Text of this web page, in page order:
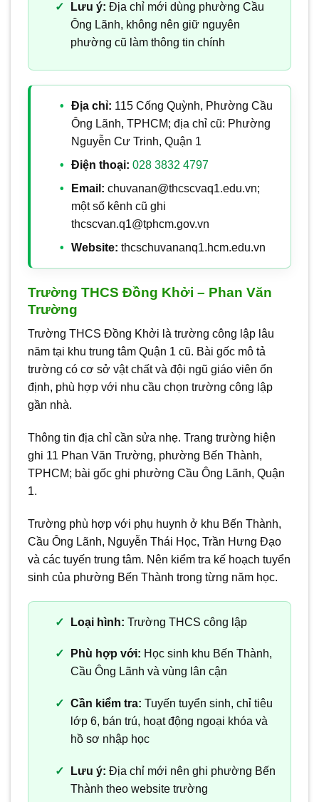
Lưu ý: Địa chỉ mới dùng phường Cầu
Ông Lãnh, không nên giữ nguyên
phường cũ làm thông tin chính
Địa chỉ: 115 Cống Quỳnh, Phường Cầu
Ông Lãnh, TPHCM; địa chỉ cũ: Phường
Nguyễn Cư Trinh, Quận 1
Điện thoại: 028 3832 4797
Email: chuvanan@thcscvaq1.edu.vn;
một số kênh cũ ghi
thcscvan.q1@tphcm.gov.vn
Website: thcschuvananq1.hcm.edu.vn
Trường THCS Đồng Khởi – Phan Văn
Trường
Trường THCS Đồng Khởi là trường công lập lâu
năm tại khu trung tâm Quận 1 cũ. Bài gốc mô tả
trường có cơ sở vật chất và đội ngũ giáo viên ổn
định, phù hợp với nhu cầu chọn trường công lập
gần nhà.
Thông tin địa chỉ cần sửa nhẹ. Trang trường hiện
ghi 11 Phan Văn Trường, phường Bến Thành,
TPHCM; bài gốc ghi phường Cầu Ông Lãnh, Quận
1.
Trường phù hợp với phụ huynh ở khu Bến Thành,
Cầu Ông Lãnh, Nguyễn Thái Học, Trần Hưng Đạo
và các tuyến trung tâm. Nên kiểm tra kế hoạch tuyển
sinh của phường Bến Thành trong từng năm học.
Loại hình: Trường THCS công lập
Phù hợp với: Học sinh khu Bến Thành,
Cầu Ông Lãnh và vùng lân cận
Cần kiểm tra: Tuyến tuyển sinh, chỉ tiêu
lớp 6, bán trú, hoạt động ngoại khóa và
hồ sơ nhập học
Lưu ý: Địa chỉ mới nên ghi phường Bến
Thành theo website trường